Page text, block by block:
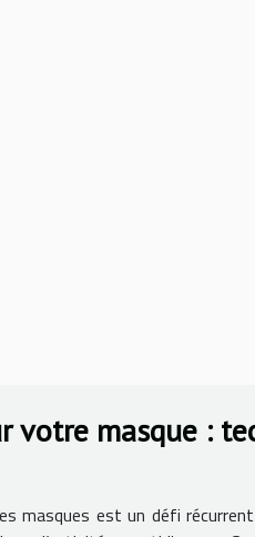
votre masque :
masques est un défi